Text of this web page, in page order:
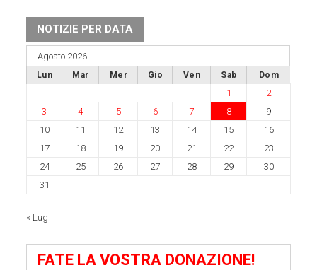
NOTIZIE PER DATA
Agosto 2026
Lun Mar Mer Gio Ven Sab Dom
1
2
3
4 5 6 7 8
9
10
11 12 13 14 15
16
17
18 19 20 21 22
23
24
25 26 27 28 29
30
31
« Lug
FATE LA VOSTRA DONAZIONE!